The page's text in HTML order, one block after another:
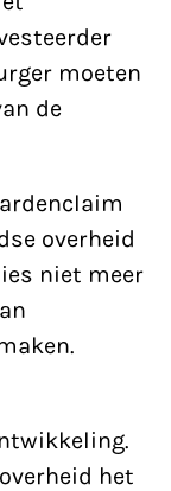
moeten
de
overheid
niet meer
het